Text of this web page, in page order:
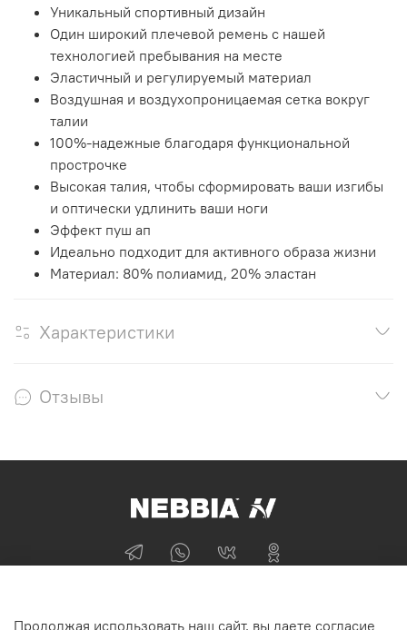
Уникальный спортивный дизайн
Один широкий плечевой ремень с нашей
технологией пребывания на месте
Эластичный и регулируемый материал
Воздушная и воздухопроницаемая сетка вокруг
талии
100%-надежные благодаря функциональной
прострочке
Высокая талия, чтобы сформировать ваши изгибы
и оптически удлинить ваши ноги
Эффект пуш ап
Идеально подходит для активного образа жизни
Материал: 80% полиамид, 20% эластан
Характеристики
Отзывы
+74955870705
Продолжая использовать наш сайт, вы даете согласие